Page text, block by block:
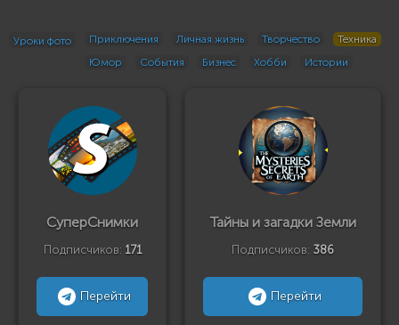
Уроки фото Приключения Личная жизнь Творчество
Техника
Юмор
События Бизнес Хобби Истории
СуперСнимки
Подписчиков: 171
Перейти
Тайны и загадки Земли
Подписчиков: 386
Перейти